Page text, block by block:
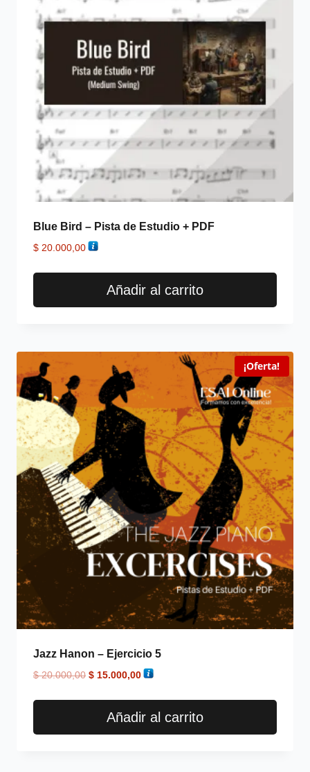
Blue Bird – Pista de Estudio + PDF
$ 20.000,00
Añadir al carrito
¡Oferta!
Jazz Hanon – Ejercicio 5
$20.000,00 $ 15.000,00
Añadir al carrito